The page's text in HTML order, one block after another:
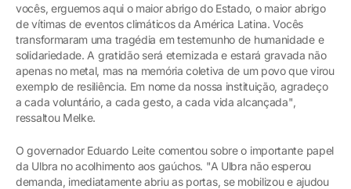
vocês, erguemos aqui o maior abrigo do Estado, o maior abrigo
de vítimas de eventos climáticos da América Latina. Vocês
transformaram uma tragédia em testemunho de humanidade e
solidariedade. A gratidão será eternizada e estará gravada não
apenas no metal, mas na memória coletiva de um povo que virou
exemplo de resiliência. Em nome da nossa instituição, agradeço
a cada voluntário, a cada gesto, a cada vida alcançada",
ressaltou Melke.
O governador Eduardo Leite comentou sobre o importante papel
da Ulbra no acolhimento aos gaúchos. "A Ulbra não esperou
demanda, imediatamente abriu as portas, se mobilizou e ajudou